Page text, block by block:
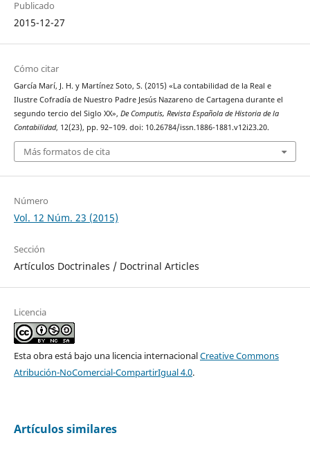
Publicado
2015-12-27
Cómo citar
García Marí, J. H. y Martínez Soto, S. (2015) «La contabilidad de la Real e
Ilustre Cofradía de Nuestro Padre Jesús Nazareno de Cartagena durante el
segundo tercio del Siglo XX», De Computis, Revista Española de Historia de la
Contabilidad, 12(23), pp. 92–109. doi: 10.26784/issn.1886-1881.v12i23.20.
Más formatos de cita
Número
Vol. 12 Núm. 23 (2015)
Sección
Artículos Doctrinales / Doctrinal Articles
Licencia
Esta obra está bajo una licencia internacionalCreative Commons
Atribución-NoComercial-CompartirIgual 4.0.
Artículos similares